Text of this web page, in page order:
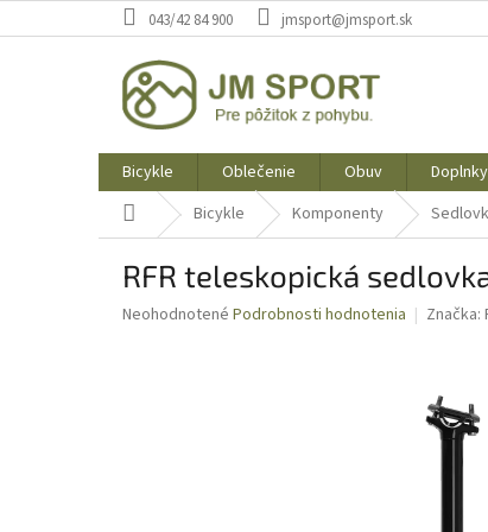
na
043/42 84 900 jmsport@jmsport.sk
Bicykle Oblečenie Obuv Doplnky
DomovBicykle Komponenty
RFR teleskopická
Priemerné
Neohodnotené Podrobnosti hodnotenia Značka: